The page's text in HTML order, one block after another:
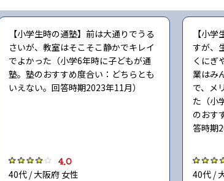
【小学生時の通塾】前は大通りでうる
さいが、教室はそこそこ静かでキレイ
でよかった（小学6年時に子どもが通
塾。塾のおすすめ度合い：どちらとも
いえない。回答時期2023年11月）
4.0
40代 / 大阪府 女性
【小
すが、
くにぎ
業はみ
で、メ
た（小
のおす
答時期
40代 /